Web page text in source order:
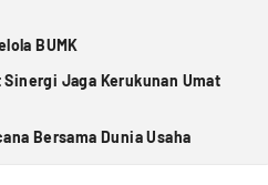
BUMK
Jaga Kerukunan Umat
Bersama Dunia Usaha